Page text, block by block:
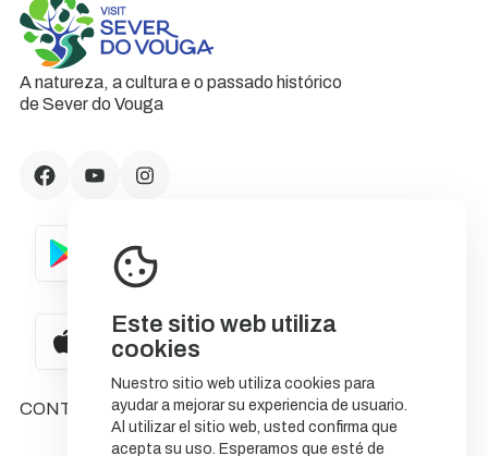
Este sitio web utiliza
cookies
Nuestro sitio web utiliza cookies para
ayudar a mejorar su experiencia de usuario.
Al utilizar el sitio web, usted confirma que
acepta su uso. Esperamos que esté de
A natureza, a cultura e o passado histórico
de Sever do Vouga
CONTACTOS